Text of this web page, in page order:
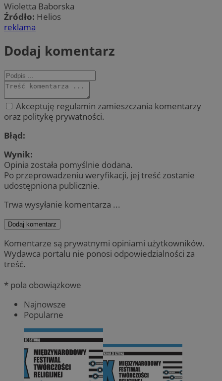
Wioletta Baborska
Źródło: Helios
reklama
Dodaj komentarz
Akceptuję regulamin zamieszczania komentarzy
oraz politykę prywatności.
Błąd:
Wynik:
Opinia została pomyślnie dodana.
Po przeprowadzeniu weryfikacji, jej treść zostanie
udostępniona publicznie.
Trwa wysyłanie komentarza ...
Dodaj komentarz
Komentarze są prywatnymi opiniami użytkowników.
Wydawca portalu nie ponosi odpowiedzialności za
treść.
* pola obowiązkowe
Najnowsze
Popularne